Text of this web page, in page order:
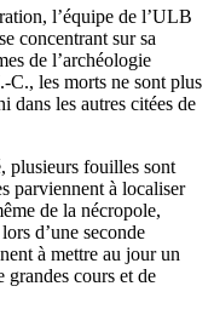
l’équipe de l’ULB
concentrant sur sa
de l’archéologie
C., les morts ne sont plus
dans les autres citées de
plusieurs fouilles sont
parviennent à localiser
de la nécropole,
d’une seconde
à mettre au jour un
grandes cours et de